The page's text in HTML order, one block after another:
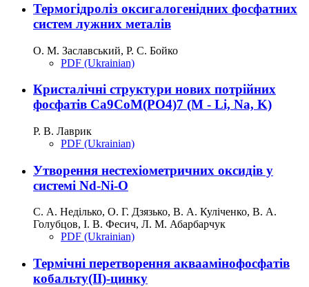
Термогідроліз оксигалогенідних фосфатних
систем лужних металів
О. М. Заславський, Р. С. Бойко
PDF (Ukrainian)
Кристалічні структури нових потрійних
фосфатів Ca9CoМ(PO4)7 (M - Li, Na, K)
Р. В. Лаврик
PDF (Ukrainian)
Утворення нестехіометричних оксидів у
системі Nd-Ni-O
С. А. Неділько, О. Г. Дзязько, В. А. Куліченко, В. А.
Голубцов, І. В. Фесич, Л. М. Абарбарчук
PDF (Ukrainian)
Термічні перетворення акваамінофосфатів
кобальту(II)-цинку